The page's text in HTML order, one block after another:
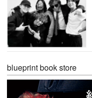
blueprint book store